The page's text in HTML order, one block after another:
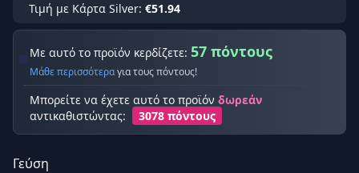
Τιμή με Κάρτα Silver: €51.94
Με αυτό το προϊόν κερδίζετε: 57 πόντους
Μάθε περισσότεραγια τους πόντους!
Μπορείτε να έχετε αυτό το προϊόν δωρεάν
αντικαθιστώντας:
3078 πόντους
Γεύση